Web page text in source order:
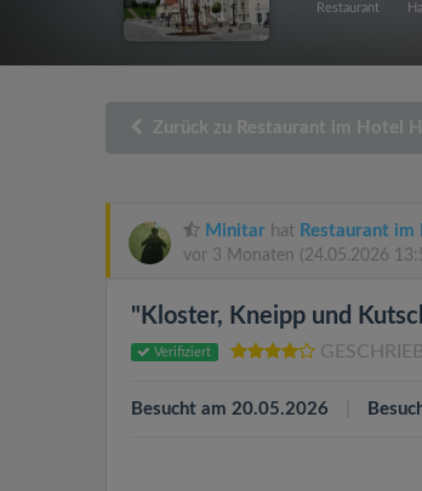
Restaurant
Zurück zu Restaurant im Hotel
Minitar hat Restaurant
vor 3 Monaten (24.05.2026
"Kloster, Kneipp und
Verifiziert
Besucht am 20.05.2026